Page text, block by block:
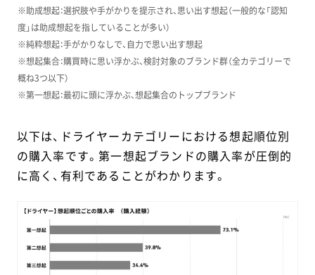
※助成想起：選択肢や手がかりを提示され、思い出す想起（一般的な「認知
度」は助成想起を指していることが多い）
※純粋想起：手がかりなしで、自力で思い出す想起
※想起集合：購買時に思い浮かぶ、検討対象のブランド群（全カテゴリーで
概ね3つ以下）
※第一想起：最初に頭に浮かぶ、想起集合のトップブランド
以下は、ドライヤーカテゴリーにおける想起順位別
の購入率です。第一想起ブランドの購入率が圧倒的
に高く、有利であることがわかります。